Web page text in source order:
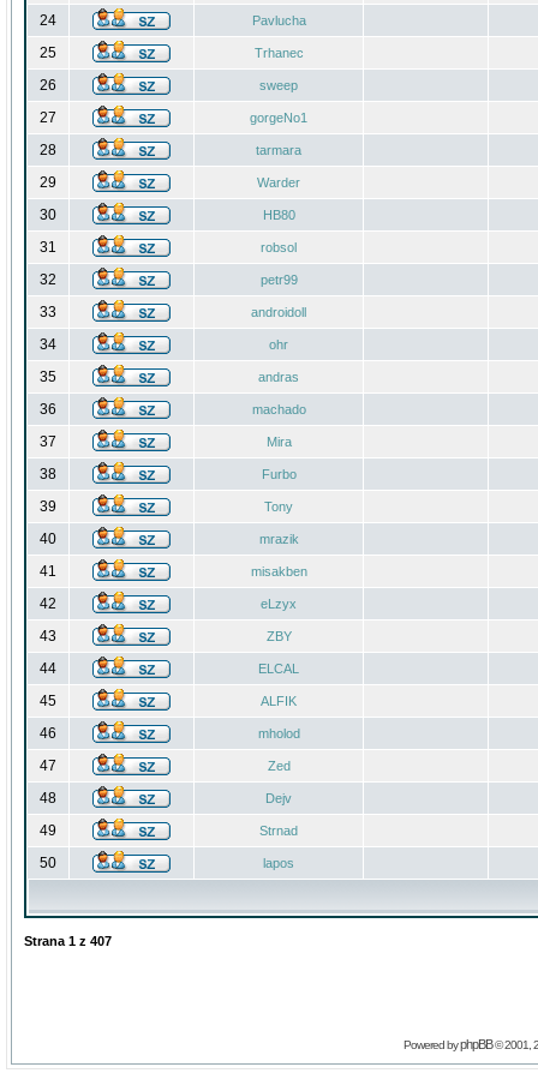
24 Pavlucha
25 Trhanec
26 sweep
27 gorgeNo1
28 tarmara
29 Warder
30 HB80
31 robsol
32 petr99
33 androidoll
34 ohr
35 andras
36 machado
37 Mira
38 Furbo
39 Tony
40 mrazik
41 misakben
42 eLzyx
43 ZBY
44 ELCAL
45 ALFIK
46 mholod
47 Zed
48 Dejv
49 Strnad
50 lapos
Strana 1 z 407
Powered byphpBB© 2001,